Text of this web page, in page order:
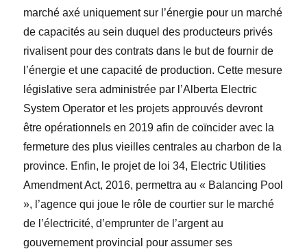
marché axé uniquement sur l’énergie pour un marché
de capacités au sein duquel des producteurs privés
rivalisent pour des contrats dans le but de fournir de
l’énergie et une capacité de production. Cette mesure
législative sera administrée par l’Alberta Electric
System Operator et les projets approuvés devront
être opérationnels en 2019 afin de coïncider avec la
fermeture des plus vieilles centrales au charbon de la
province. Enfin, le projet de loi 34, Electric Utilities
Amendment Act, 2016, permettra au « Balancing Pool
», l’agence qui joue le rôle de courtier sur le marché
de l’électricité, d’emprunter de l’argent au
gouvernement provincial pour assumer ses